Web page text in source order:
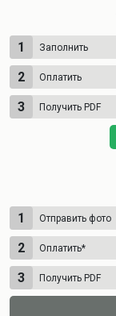
1 Заполнить
2 Оплатить
3 Получить PDF
1 Отправить фото
2 Оплатить*
3 Получить PDF